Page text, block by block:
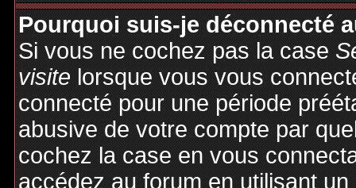
Pourquoi suis-je déconnecté
Si vous ne cochez pas la case
visitelorsque vous vous
connecté pour une période
abusive de votre compte par
cochez la case en vous
accédez au forum en utilisant